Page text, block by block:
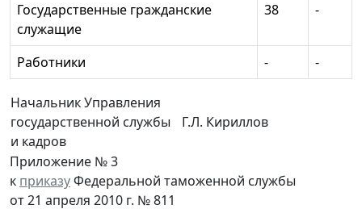
Государственные гражданские
служащие
38 -
Работники - -
Начальник Управления
государственной службы
и кадров
Г.Л. Кириллов
Приложение № 3
к приказуФедеральной таможенной службы
от 21 апреля 2010 г. № 811